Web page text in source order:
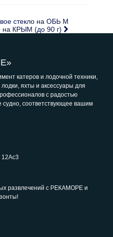
стекло на ОБЬ М
на КРЫМ (до 90 г)
катеров и лодочной техники,
яхты и аксессуары для
с радостью
соответствующее вашим
развлечений с РЕКАМОРЕ и